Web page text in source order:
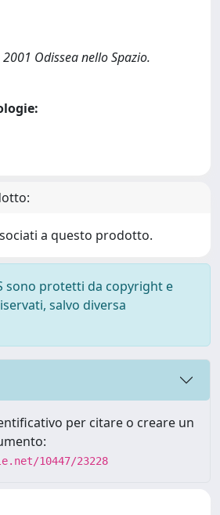
2001 Odissea nello Spazio.
a questo prodotto.
sono protetti da copyright e
salvo diversa
per citare o creare un
10447/23228